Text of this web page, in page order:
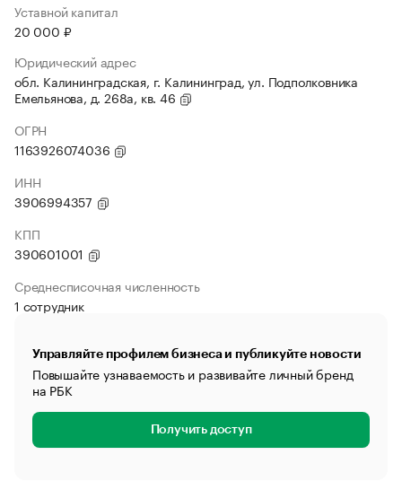
Уставной капитал
20 000 ₽
Юридический адрес
обл. Калининградская, г. Калининград, ул. Подполковника
Емельянова, д. 268а, кв. 46
ОГРН
1163926074036
ИНН
3906994357
КПП
390601001
Среднесписочная численность
1 сотрудник
Управляйте профилем бизнеса и публикуйте новости
Повышайте узнаваемость и развивайте личный бренд
на РБК
Получить доступ